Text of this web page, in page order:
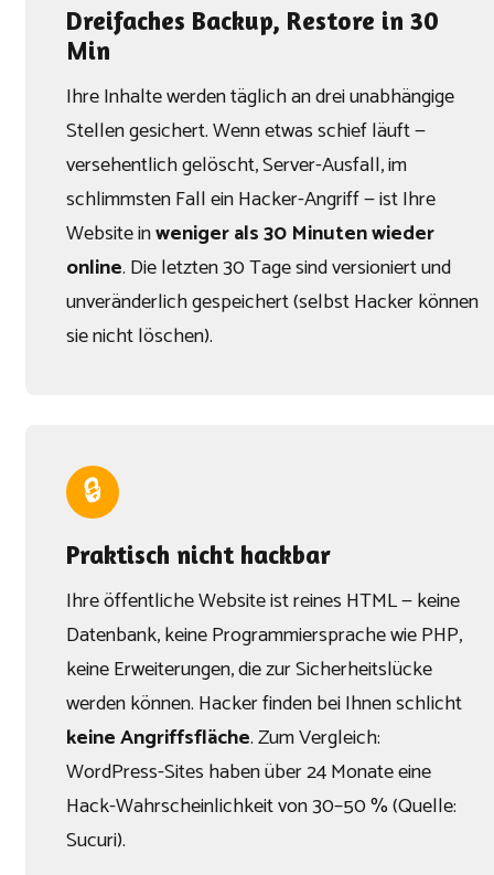
Dreifaches Backup, Restore in 30
Min
Ihre Inhalte werden täglich an drei unabhängige
Stellen gesichert. Wenn etwas schief läuft —
versehentlich gelöscht, Server-Ausfall, im
schlimmsten Fall ein Hacker-Angriff — ist Ihre
Website inweniger als 30 Minuten wieder
online. Die letzten 30 Tage sind versioniert und
unveränderlich gespeichert (selbst Hacker können
sie nicht löschen).
🔒
Praktisch nicht hackbar
Ihre öffentliche Website ist reines HTML — keine
Datenbank, keine Programmiersprache wie PHP,
keine Erweiterungen, die zur Sicherheitslücke
werden können. Hacker finden bei Ihnen schlicht
keine Angriffsfläche. Zum Vergleich:
WordPress-Sites haben über 24 Monate eine
Hack-Wahrscheinlichkeit von 30–50 % (Quelle:
Sucuri).